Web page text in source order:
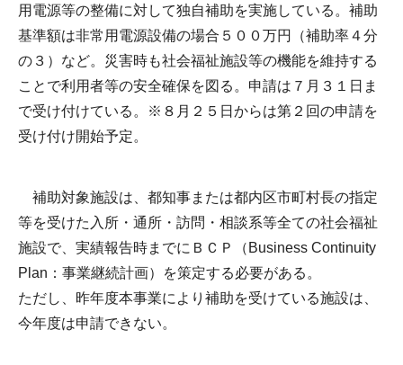
用電源等の整備に対して独自補助を実施している。補助
基準額は非常用電源設備の場合５００万円（補助率４分
の３）など。災害時も社会福祉施設等の機能を維持する
ことで利用者等の安全確保を図る。申請は７月３１日ま
で受け付けている。※８月２５日からは第２回の申請を
受け付け開始予定。
補助対象施設は、都知事または都内区市町村長の指定
等を受けた入所・通所・訪問・相談系等全ての社会福祉
施設で、実績報告時までにＢＣＰ（Business Continuity
Plan：事業継続計画）を策定する必要がある。
ただし、昨年度本事業により補助を受けている施設は、
今年度は申請できない。